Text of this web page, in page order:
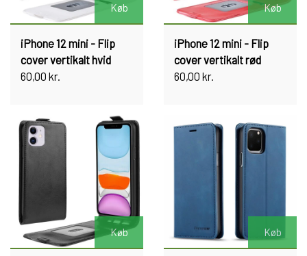
Køb
iPhone 12 mini - Flip
cover vertikalt hvid
60,00 kr.
Køb
iPhone 12 mini - Flip
cover vertikalt rød
60,00 kr.
Køb Køb